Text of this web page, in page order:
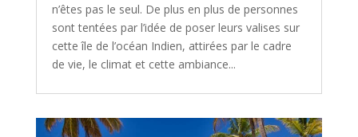
n’êtes pas le seul. De plus en plus de personnes
sont tentées par l’idée de poser leurs valises sur
cette île de l’océan Indien, attirées par le cadre
de vie, le climat et cette ambiance...